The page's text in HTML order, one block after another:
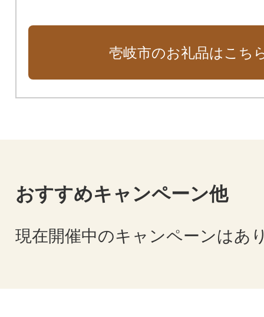
壱岐市のお礼品はこち
おすすめキャンペーン他
現在開催中のキャンペーンはあ